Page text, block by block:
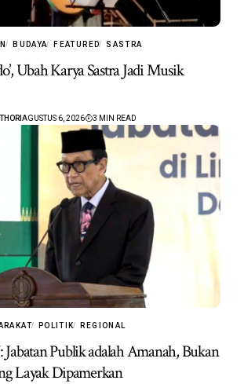
BUDAYA FEATURED SASTRA
Ubah Karya Sastra Jadi Musik
AGUSTUS 6, 2026 3 MIN READ
POLITIK REGIONAL
Publik adalah Amanah, Bukan
Layak Dipamerkan